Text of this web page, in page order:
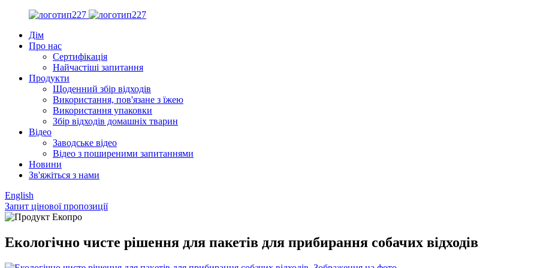
Дім
Про нас
Сертифікація
Найчастіші запитання
Продукти
Щоденний збір відходів
Використання, пов'язане з їжею
Використання упаковки
Збір відходів домашніх тварин
Відео
Заводське відео
Відео з поширеними запитаннями
Новини
Зв'яжіться з нами
English
Запит цінової пропозиції
Екологічно чисте рішення для пакетів для прибирання собачих відходів